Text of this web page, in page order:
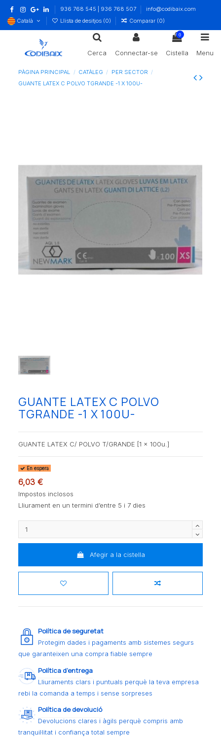
936 768 545 | 936 768 507
info@codibaix.com
Català
Llista de desitjos (0) Comparar (0)
Cerca Connectar-se
0
Cistella Menu
PÀGINA PRINCIPAL CATÀLEG
PER SECTOR
GUANTE LATEX C POLVO TGRANDE -1 X 100U-
GUANTE LATEX C POLVO
TGRANDE -1 X 100U-
GUANTE LATEX C/ POLVO T/GRANDE [1 x 100u.]
En espera
6,03 €
Impostos inclosos
Lliurament en un termini d’entre 5 i 7 dies
Afegir a la cistella
Política de seguretat
Protegim dades i pagaments amb sistemes segurs
que garanteixen una compra fiable sempre
Política d’entrega
Lliuraments clars i puntuals perquè la teva empresa
rebi la comanda a temps i sense sorpreses
Política de devolució
Devolucions clares i àgils perquè compris amb
tranquil·litat i confiança total sempre